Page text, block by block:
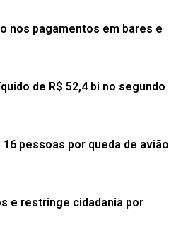
nos pagamentos em bares e
de R$ 52,4 bi no segundo
pessoas por queda de avião
e restringe cidadania por